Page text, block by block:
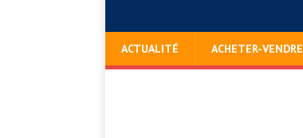
ACTUALITÉ ACHETER-VENDRE